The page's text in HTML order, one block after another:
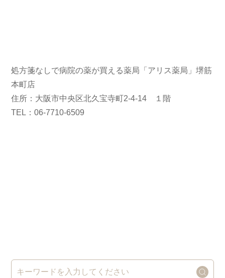
処方箋なしで病院の薬が買える薬局「アリス薬局」堺筋
本町店
住所：大阪市中央区北久宝寺町2-4-14 １階
TEL：06-7710-6509